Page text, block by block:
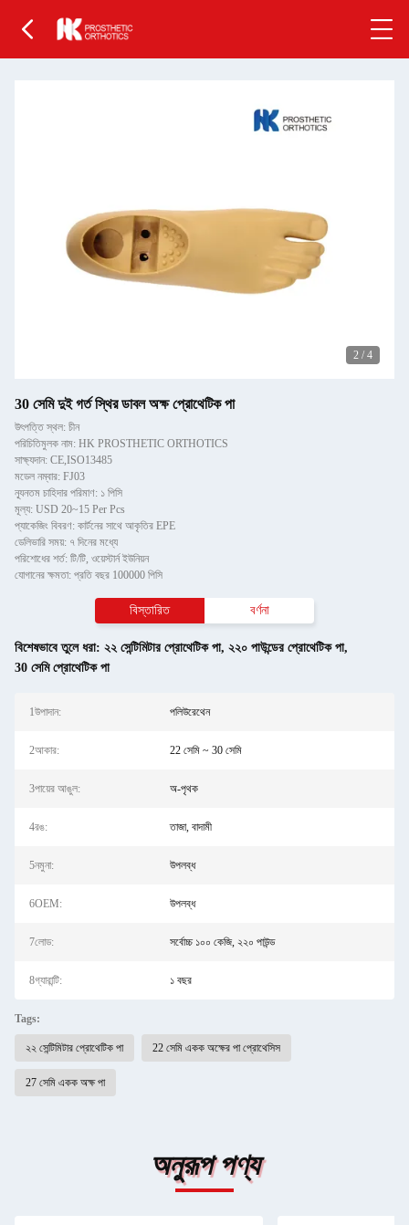
2 / 4
30 সেমি দুই গর্ত স্থির ডাবল অক্ষ প্রোথেটিক পা
উৎপত্তি স্থল: চীন
পরিচিতিমুলক নাম: HK PROSTHETIC ORTHOTICS
সাক্ষ্যদান: CE,ISO13485
মডেল নম্বার: FJ03
ন্যূনতম চাহিদার পরিমাণ: ১ পিসি
মূল্য: USD 20~15 Per Pcs
প্যাকেজিং বিবরণ: কার্টনের সাথে আকৃতির EPE
ডেলিভারি সময়: ৭ দিনের মধ্যে
পরিশোধের শর্ত: টি/টি, ওয়েস্টার্ন ইউনিয়ন
যোগানের ক্ষমতা: প্রতি বছর 100000 পিসি
বিস্তারিত বর্ণনা
বিশেষভাবে তুলে ধরা: ২২ সেন্টিমিটার প্রোথেটিক পা, ২২০ পাউন্ডের প্রোথেটিক পা,
30 সেমি প্রোথেটিক পা
1উপাদান: পলিউরেথেন
2আকার: 22 সেমি ~ 30 সেমি
3পায়ের আঙুল: অ-পৃথক
4রঙ: তাজা, বাদামী
5নমুনা: উপলব্ধ
6OEM: উপলব্ধ
7লোড: সর্বোচ্চ ১০০ কেজি, ২২০ পাউন্ড
8গ্যারান্টি: ১ বছর
Tags:
২২ সেন্টিমিটার প্রোথেটিক পা 22 সেমি একক অক্ষের পা প্রোথেসিস
27 সেমি একক অক্ষ পা
অনুরূপ পণ্য